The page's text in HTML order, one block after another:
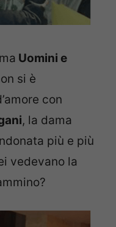
Uomini e
si è
con
, la dama
più e più
vedevano la